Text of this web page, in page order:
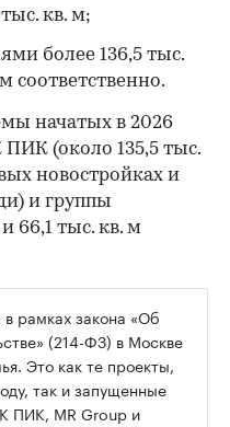
кв. м;
более 136,5 тыс.
соответственно.
начатых в 2026
(около 135,5 тыс.
новостройках и
и группы
66,1 тыс. кв. м
рамках закона «Об
(214-ФЗ) в Москве
Это как те проекты,
так и запущенные
ПИК, MR Group и